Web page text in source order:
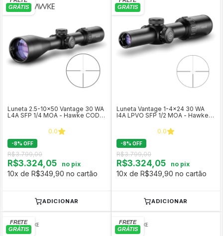
Luneta 2.5-10x50 Vantage 30 WA
L4A SFP 1/4 MOA - Hawke COD
0.0
-8% OFF
R$3.799,00
R$3.324,05 no pix
10x de R$349,90 no cartão
ADICIONAR
Luneta Vantage 1-4x24 30 WA
l4A LPVO SFP 1/2 MOA - Hawke
0.0
-8% OFF
R$3.799,00
R$3.324,05 no pix
10x de R$349,90 no cartão
ADICIONAR